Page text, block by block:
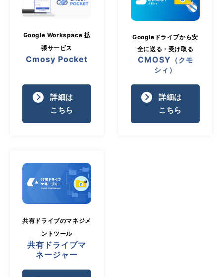
Google Workspace 拡
張サービス
Cmosy Pocket
詳細は
こちら
Googleドライブから安
全に送る・受け取る
CMOSY （クモ
シィ）
詳細は
こちら
共有ドライブのマネジメ
ントツール
共有ドライブマ
ネージャー